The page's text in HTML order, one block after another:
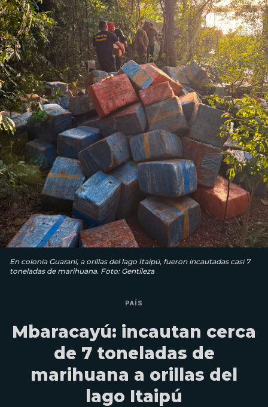
En colonia Guaraní, a orillas del lago Itaipú, fueron incautadas casi 7
toneladas de marihuana. Foto: Gentileza
PAÍS
Mbaracayú: incautan cerca
de 7 toneladas de
marihuana a orillas del
lago Itaipú